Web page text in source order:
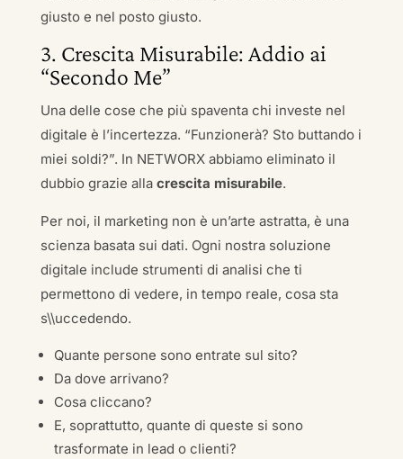
giusto e nel posto giusto.
3. Crescita Misurabile: Addio ai
“Secondo Me”
Una delle cose che più spaventa chi investe nel
digitale è l’incertezza. “Funzionerà? Sto buttando i
miei soldi?”. In NETWORX abbiamo eliminato il
dubbio grazie alla crescita misurabile.
Per noi, il marketing non è un’arte astratta, è una
scienza basata sui dati. Ogni nostra soluzione
digitale include strumenti di analisi che ti
permettono di vedere, in tempo reale, cosa sta
s\\uccedendo.
Quante persone sono entrate sul sito?
Da dove arrivano?
Cosa cliccano?
E, soprattutto, quante di queste si sono
trasformate in lead o clienti?